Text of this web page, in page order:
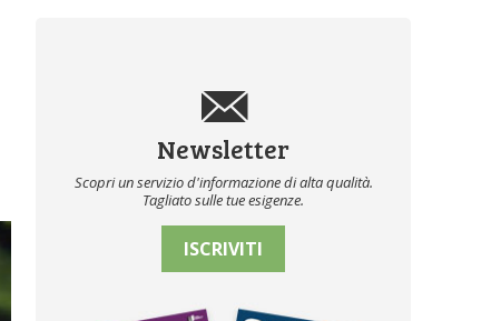
Newsletter
Scopri un servizio d'informazione di alta qualità.
Tagliato sulle tue esigenze.
ISCRIVITI